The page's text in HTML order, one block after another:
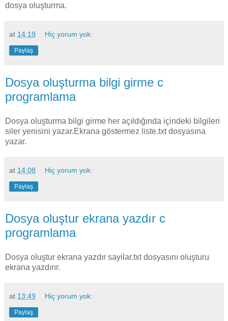
dosya oluşturma.
at 14:19 Hiç yorum yok:
Paylaş
Dosya oluşturma bilgi girme c
programlama
Dosya oluşturma bilgi girme her açıldığında içindeki bilgileri
siler yenisini yazar.Ekrana göstermez liste.txt dosyasına
yazar.
at 14:08 Hiç yorum yok:
Paylaş
Dosya oluştur ekrana yazdır c
programlama
Dosya oluştur ekrana yazdır sayilar.txt dosyasını oluşturu
ekrana yazdırır.
at 13:49 Hiç yorum yok:
Paylaş